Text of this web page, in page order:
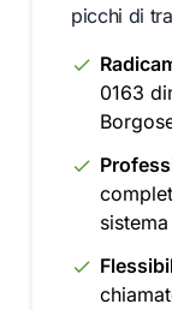
picchi di
0163